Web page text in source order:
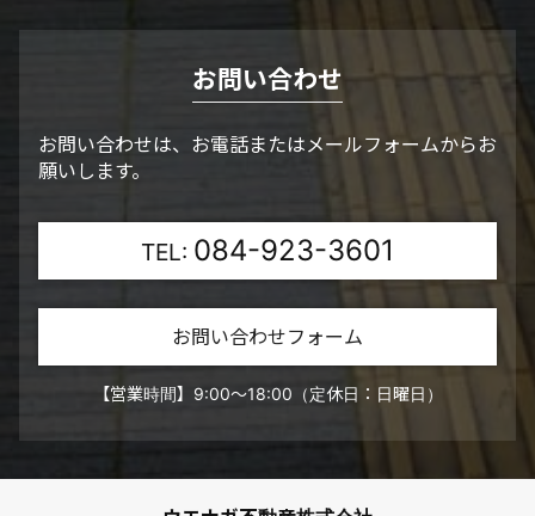
お問い合わせ
お問い合わせは、お電話またはメールフォームからお
願いします。
TEL: 084-923-3601
お問い合わせフォーム
【営業時間】9:00～18:00（定休日：日曜日）